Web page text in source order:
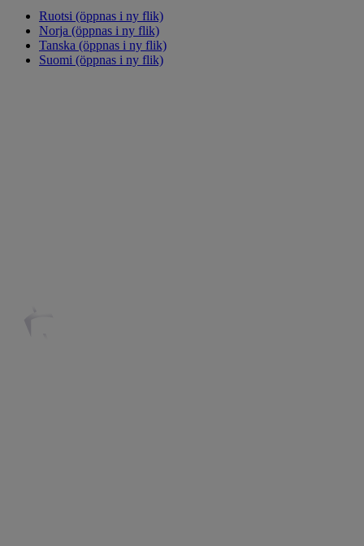
Ruotsi (öppnas i ny flik)
Norja (öppnas i ny flik)
Tanska (öppnas i ny flik)
Suomi (öppnas i ny flik)